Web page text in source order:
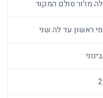
לה מז'ור סולם המקור
מי ראשון עד לה שני
בינוני
2